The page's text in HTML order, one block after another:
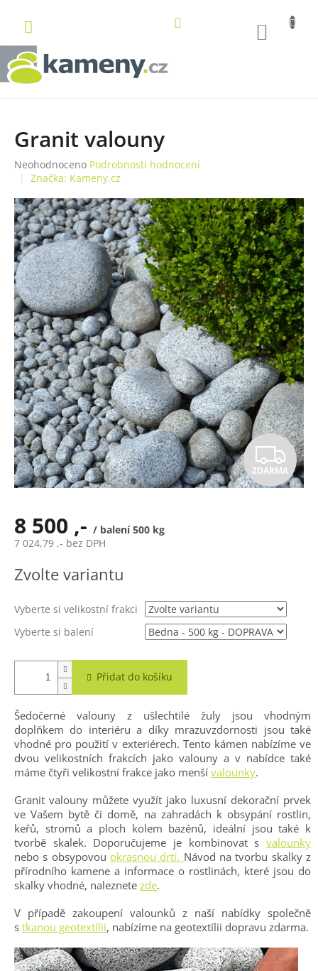
obsah
Granit valouny
Průměrné
hodnocení
je
0,0
z
5
hvězdiček.
Neohodnoceno Podrobnosti hodnocení
Značka: Kameny.cz
Z
D
A
ZDARMA
8 500 ,- / balení 500 kg
7 024,79 ,- bez DPH
cena:
Zvolte variantu
Vyberte si velikostní frakci
Vyberte si balení
Přidat do košíku
Šedočerné valouny z ušlechtilé žuly jsou vhodným
doplňkem do interiéru a díky mrazuvzdornosti jsou také
vhodné pro použití v exteriérech. Tento kámen nabízíme ve
dvou velikostních frakcích jako valouny a v nabídce také
máme čtyři velikostní frakce jako menší valounky.
Granit valouny můžete využít jako luxusní dekorační prvek
ve Vašem bytě či domě, na zahradách k obsypání rostlin,
keřů, stromů a ploch kolem bazénů, ideální jsou také k
tvorbě skalek. Doporučujeme je kombinovat s valounky
nebo s obsypovou okrasnou drtí. Návod na tvorbu skalky z
přírodního kamene a informace o rostlinách, které jsou do
skalky vhodné, naleznete zde.
V případě zakoupení valounků z naší nabídky společně
s tkanou geotextílií, nabízíme na geotextílii dopravu zdarma.